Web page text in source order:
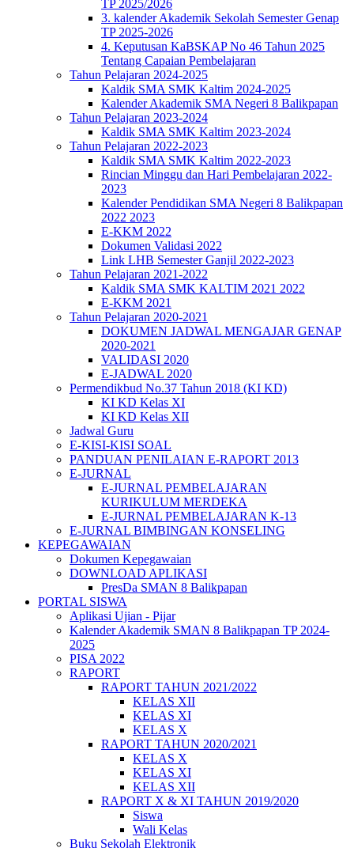
TP 2025/2026
3. kalender Akademik Sekolah Semester Genap
TP 2025-2026
4. Keputusan KaBSKAP No 46 Tahun 2025
Tentang Capaian Pembelajaran
Tahun Pelajaran 2024-2025
Kaldik SMA SMK Kaltim 2024-2025
Kalender Akademik SMA Negeri 8 Balikpapan
Tahun Pelajaran 2023-2024
Kaldik SMA SMK Kaltim 2023-2024
Tahun Pelajaran 2022-2023
Kaldik SMA SMK Kaltim 2022-2023
Rincian Minggu dan Hari Pembelajaran 2022-
2023
Kalender Pendidikan SMA Negeri 8 Balikpapan
2022 2023
E-KKM 2022
Dokumen Validasi 2022
Link LHB Semester Ganjil 2022-2023
Tahun Pelajaran 2021-2022
Kaldik SMA SMK KALTIM 2021 2022
E-KKM 2021
Tahun Pelajaran 2020-2021
DOKUMEN JADWAL MENGAJAR GENAP
2020-2021
VALIDASI 2020
E-JADWAL 2020
Permendikbud No.37 Tahun 2018 (KI KD)
KI KD Kelas XI
KI KD Kelas XII
Jadwal Guru
E-KISI-KISI SOAL
PANDUAN PENILAIAN E-RAPORT 2013
E-JURNAL
E-JURNAL PEMBELAJARAN
KURIKULUM MERDEKA
E-JURNAL PEMBELAJARAN K-13
E-JURNAL BIMBINGAN KONSELING
KEPEGAWAIAN
Dokumen Kepegawaian
DOWNLOAD APLIKASI
PresDa SMAN 8 Balikpapan
PORTAL SISWA
Aplikasi Ujian - Pijar
Kalender Akademik SMAN 8 Balikpapan TP 2024-
2025
PISA 2022
RAPORT
RAPORT TAHUN 2021/2022
KELAS XII
KELAS XI
KELAS X
RAPORT TAHUN 2020/2021
KELAS X
KELAS XI
KELAS XII
RAPORT X & XI TAHUN 2019/2020
Siswa
Wali Kelas
Buku Sekolah Elektronik